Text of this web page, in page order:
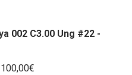
002 C3.00 Ung #22 -
Le
100,00€